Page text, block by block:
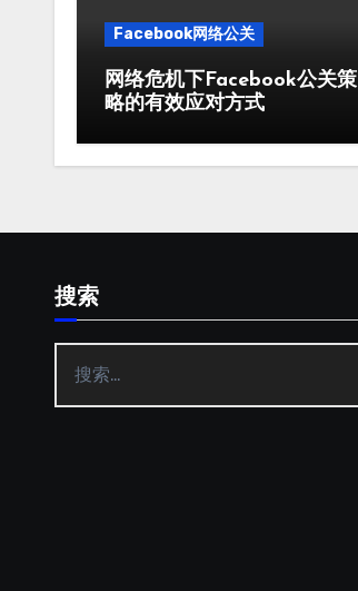
Facebook网络公关
网络危机下Facebook公关策
略的有效应对方式
搜索
索：